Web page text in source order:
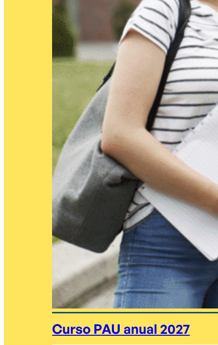
Curso PAU anual 2027